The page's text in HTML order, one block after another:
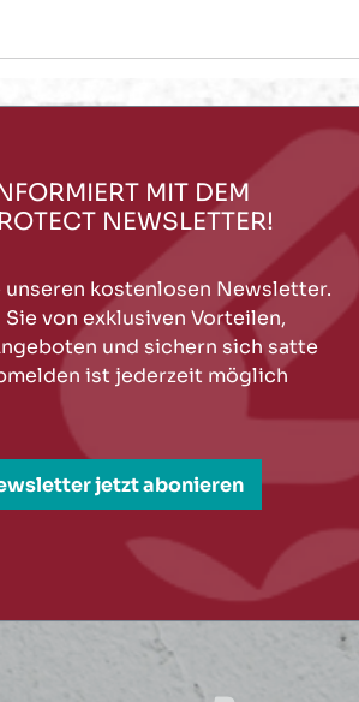
MIT DEM
NEWSLETTER!
unseren kostenlosen Newsletter.
von exklusiven Vorteilen,
und sichern sich satte
ist jederzeit möglich
jetzt abonieren